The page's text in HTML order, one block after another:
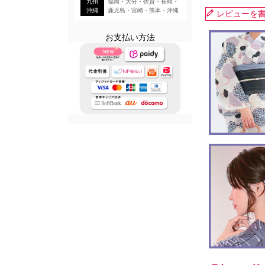
九州
沖縄
福岡・大分・佐賀・長崎・
鹿児島・宮崎・熊本・沖縄
お支払い方法
レビューを